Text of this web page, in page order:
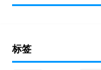
标签